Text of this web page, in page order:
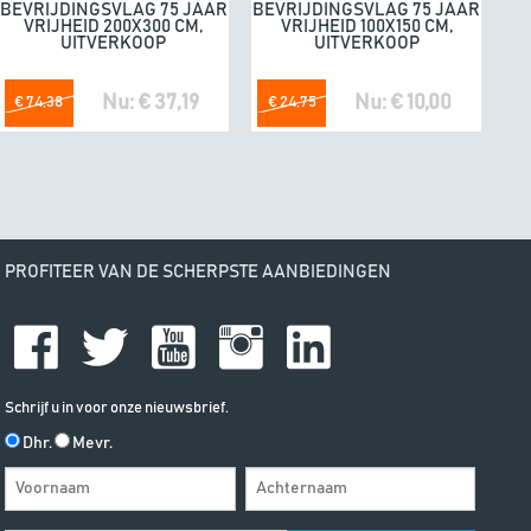
BEVRIJDINGSVLAG 75 JAAR
VRIJHEID 200X300 CM,
UITVERKOOP
€ 74,38 Nu: € 37,19
BEVRIJDINGSVLAG 75 JAAR
VRIJHEID 100X150 CM,
UITVERKOOP
€ 24,75 Nu: € 10,00
PROFITEER VAN DE SCHERPSTE AANBIEDINGEN
Schrijf u in voor onze nieuwsbrief.
Dhr. Mevr.